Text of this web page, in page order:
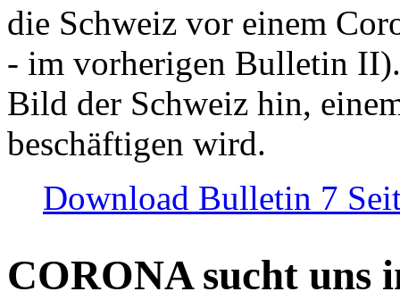
die Schweiz vor einem
- im vorherigen Bulletin
Bild der Schweiz hin,
beschäftigen wird.
Download Bulletin 7
CORONA sucht uns